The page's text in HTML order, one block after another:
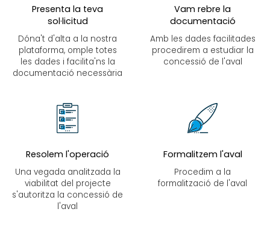
Presenta la teva
sol·licitud
Dóna't d'alta a la nostra
plataforma, omple totes
les dades i facilita'ns la
documentació necessària
Vam rebre la
documentació
Amb les dades facilitades
procedirem a estudiar la
concessió de l'aval
Resolem l'operació
Una vegada analitzada la
viabilitat del projecte
s'autoritza la concessió de
l'aval
Formalitzem l'aval
Procedim a la
formalització de l'aval